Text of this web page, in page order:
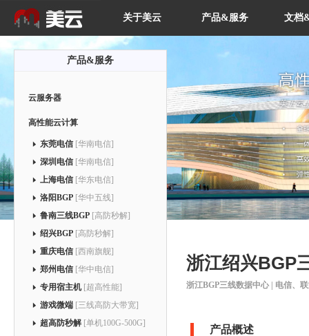
关于美云 产品&服务 文档
产品&服务
云服务器
高性能云计算
东莞电信 [华南电信]
深圳电信 [华南电信]
上海电信 [华东电信]
洛阳BGP [华中五线]
鲁南三线BGP [高防秒解]
绍兴BGP [高防秒解]
重庆电信 [西南旗舰]
郑州电信 [华中电信]
专用宿主机 [超高性能]
游戏微端 [三线高防大带宽]
超高防秒解 [单机100G-500G]
浙江绍兴BGP
浙江BGP三线数据中心 | 电信、
产品概述